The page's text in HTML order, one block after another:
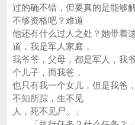
过的确不错，但要真的是能够
不够资格吧？难道
他还有什么过人之处？她带着
道，我是军人家庭，
我爷爷，父母，都是军人，我
个儿子，而我爸，
也只有我一个女儿，但是我爸
不知所踪，生不见
人，死不见尸。」